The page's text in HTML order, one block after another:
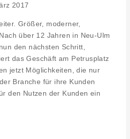
2017
Größer, moderner,
über 12 Jahren in Neu-Ulm
den nächsten Schritt,
das Geschäft am Petrusplatz
jetzt Möglichkeiten, die nur
Branche für ihre Kunden
den Nutzen der Kunden ein